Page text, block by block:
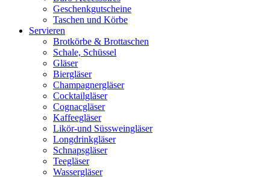
Geschenkgutscheine
Taschen und Körbe
Servieren
Brotkörbe & Brottaschen
Schale, Schüssel
Gläser
Biergläser
Champagnergläser
Cocktailgläser
Cognacgläser
Kaffeegläser
Likör-und Süssweingläser
Longdrinkgläser
Schnapsgläser
Teegläser
Wassergläser